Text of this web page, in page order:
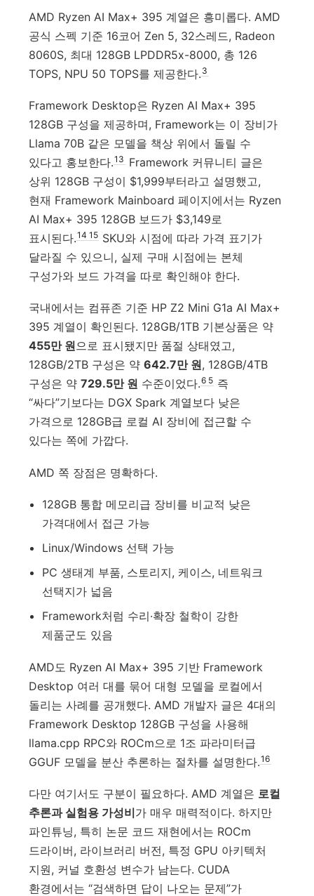
AMD Ryzen AI Max+ 395 계열은 흥미롭다. AMD
공식 스펙 기준 16코어 Zen 5, 32스레드, Radeon
8060S, 최대 128GB LPDDR5x-8000, 총 126
TOPS, NPU 50 TOPS를 제공한다.3
Framework Desktop은 Ryzen AI Max+ 395
128GB 구성을 제공하며, Framework는 이 장비가
Llama 70B 같은 모델을 책상 위에서 돌릴 수
있다고 홍보한다.13Framework 커뮤니티 글은
상위 128GB 구성이 $1,999부터라고 설명했고,
현재 Framework Mainboard 페이지에서는 Ryzen
AI Max+ 395 128GB 보드가 $3,149로
표시된다.14 15 SKU와 시점에 따라 가격 표기가
달라질 수 있으니, 실제 구매 시점에는 본체
구성가와 보드 가격을 따로 확인해야 한다.
국내에서는 컴퓨존 기준 HP Z2 Mini G1a AI Max+
395 계열이 확인된다. 128GB/1TB 기본상품은 약
455만 원으로 표시됐지만 품절 상태였고,
128GB/2TB 구성은 약642.7만 원, 128GB/4TB
구성은 약729.5만 원 수준이었다.6 5 즉
“싸다”기보다는 DGX Spark 계열보다 낮은
가격으로 128GB급 로컬 AI 장비에 접근할 수
있다는 쪽에 가깝다.
AMD 쪽 장점은 명확하다.
128GB 통합 메모리급 장비를 비교적 낮은
가격대에서 접근 가능
Linux/Windows 선택 가능
PC 생태계 부품, 스토리지, 케이스, 네트워크
선택지가 넓음
Framework처럼 수리·확장 철학이 강한
제품군도 있음
AMD도 Ryzen AI Max+ 395 기반 Framework
Desktop 여러 대를 묶어 대형 모델을 로컬에서
돌리는 사례를 공개했다. AMD 개발자 글은 4대의
Framework Desktop 128GB 구성을 사용해
llama.cpp RPC와 ROCm으로 1조 파라미터급
GGUF 모델을 분산 추론하는 절차를 설명한다.16
다만 여기서도 구분이 필요하다. AMD 계열은 로컬
추론과 실험용 가성비가 매우 매력적이다. 하지만
파인튜닝, 특히 논문 코드 재현에서는 ROCm
드라이버, 라이브러리 버전, 특정 GPU 아키텍처
지원, 커널 호환성 변수가 남는다. CUDA
환경에서는 “검색하면 답이 나오는 문제”가